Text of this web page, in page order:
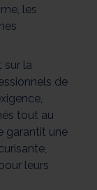
les
sur la
de
tout au
garantit une
leurs